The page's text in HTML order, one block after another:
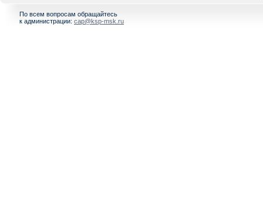
По всем вопросам обращайтесь
к администрации: cap@ksp-msk.ru